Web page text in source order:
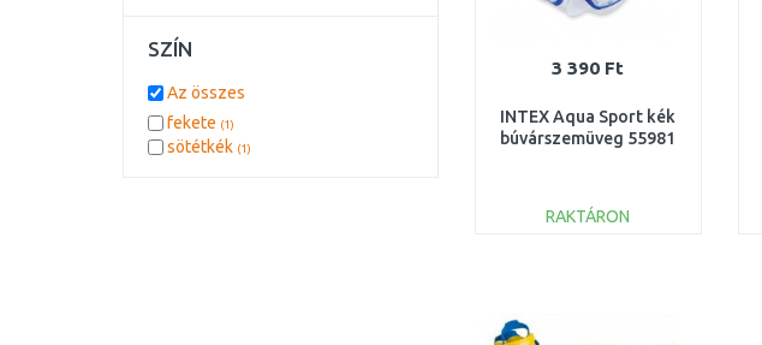
3 390 Ft
INTEX Aqua Sport kék
búvárszemüveg 55981
RAKTÁRON
SZÍN
Az összes
fekete (1)
sötétkék (1)